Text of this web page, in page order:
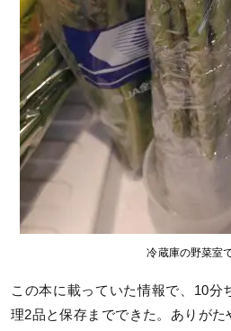
冷蔵庫の野菜室
この本に載っていた情報で、10分
理2品と保存までできた。ありが